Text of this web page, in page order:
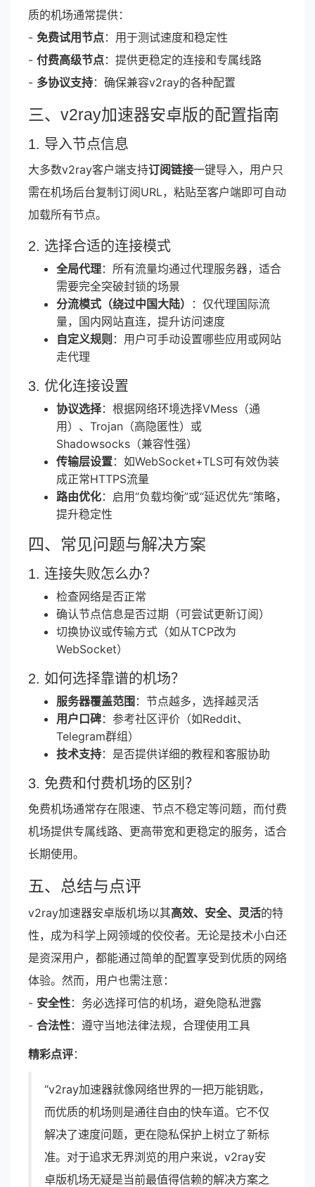
质的机场通常提供：
- 免费试用节点：用于测试速度和稳定性
- 付费高级节点：提供更稳定的连接和专属线路
- 多协议支持：确保兼容v2ray的各种配置
三、v2ray加速器安卓版的配置指南
1. 导入节点信息
大多数v2ray客户端支持订阅链接一键导入，用户只
需在机场后台复制订阅URL，粘贴至客户端即可自动
加载所有节点。
2. 选择合适的连接模式
全局代理：所有流量均通过代理服务器，适合
需要完全突破封锁的场景
分流模式（绕过中国大陆）
：仅代理国际流
量，国内网站直连，提升访问速度
自定义规则 ：用户可手动设置哪些应用或网站
走代理
3. 优化连接设置
协议选择：根据网络环境选择VMess（通
用）、Trojan（高隐匿性）或
Shadowsocks（兼容性强）
传输层设置：如WebSocket+TLS可有效伪装
成正常HTTPS流量
路由优化：启用“负载均衡”或“延迟优先”策略，
提升稳定性
四、常见问题与解决方案
1. 连接失败怎么办？
检查网络是否正常
确认节点信息是否过期（可尝试更新订阅）
切换协议或传输方式（如从TCP改为
WebSocket）
2. 如何选择靠谱的机场？
服务器覆盖范围 ：节点越多，选择越灵活
用户口碑：参考社区评价（如Reddit、
Telegram群组）
技术支持：是否提供详细的教程和客服协助
3. 免费和付费机场的区别？
免费机场通常存在限速、节点不稳定等问题，而付费
机场提供专属线路、更高带宽和更稳定的服务，适合
长期使用。
五、总结与点评
v2ray加速器安卓版机场以其高效、安全、灵活的特
性，成为科学上网领域的佼佼者。无论是技术小白还
是资深用户，都能通过简单的配置享受到优质的网络
体验。然而，用户也需注意：
- 安全性：务必选择可信的机场，避免隐私泄露
- 合法性：遵守当地法律法规，合理使用工具
精彩点评：
“v2ray加速器就像网络世界的一把万能钥匙，
而优质的机场则是通往自由的快车道。它不仅
解决了速度问题，更在隐私保护上树立了新标
准。对于追求无界浏览的用户来说，v2ray安
卓版机场无疑是当前最值得信赖的解决方案之